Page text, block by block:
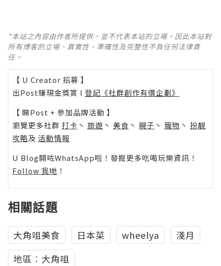
*本站之內容由作者所提供，並不代表本站的立場。因此本站對
所有博客的立場、真實性、準確性及完整性不負任何法律責
任。
【 U Creator 招募 】
出Post賺現金獎賞 l 登記《社群創作有價企劃》
【 睇Post + 參加品牌活動 】
瀏覽更多社群 打卡 丶 旅遊 丶 美食 丶 親子 丶 寵物 丶 扮靚
攻略及 活動情報
U Blog開咗WhatsApp啦！發掘更多吃喝玩樂資訊！
Follow 我哋 ！
相關話題
大角咀美食 日本菜 wheelya
淺月
地區︰大角咀